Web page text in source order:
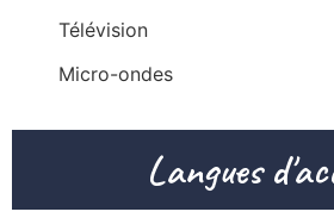
Télévision
Micro-ondes
Langues